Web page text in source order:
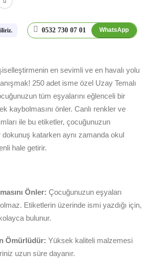
0532 730 07 01 WhatsApp
en sevimli ve en havalı yolu
250 adet isme özel Uzay Temalı
tüm eşyalarını eğlenceli bir
kaybolmasını önler. Canlı renkler ve
ile bu etiketler, çocuğunuzun
dokunuş katarken aynı zamanda okul
hale getirir.
Önler: Çocuğunuzun eşyaları
Etiketlerin üzerinde ismi yazdığı için,
bulunur.
Ömürlüdür: Yüksek kaliteli malzemesi
uzun süre dayanır.